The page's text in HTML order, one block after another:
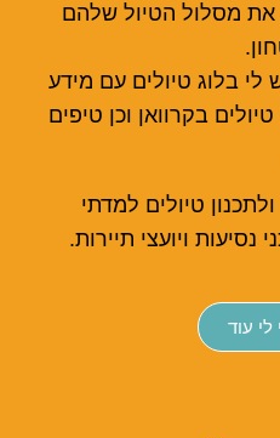
את מסלול הטיול שלהם
לי בלוג טיולים עם מידע
בקרוואן וכן טיפים
טיולים למדתי
נסיעות ויועצי תיירות.
לי עוד